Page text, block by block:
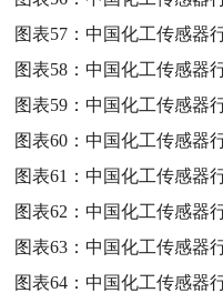
图表57：中国化工传感器
图表58：中国化工传感器
图表59：中国化工传感器
图表60：中国化工传感器
图表61：中国化工传感器
图表62：中国化工传感器
图表63：中国化工传感器
图表64：中国化工传感器